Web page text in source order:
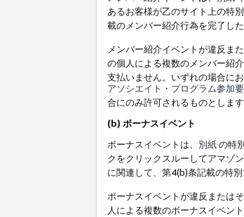
あるお客様が乙のサイト上の特
載のメンバー紹介行為を完了し
メンバー紹介イベントが違反ま
の個人による複数のメンバー紹
支払いません。いずれの場合に
アソシエイト・プログラム参加
合にのみ許可されるものとします
(b) ボーナスイベント
ボーナスイベントは、 別紙の特
クをクリックスルーしてアマゾ
に関連して、第4(b)条記載の特
ボーナスイベントが違反または
人による複数のボーナスイベン